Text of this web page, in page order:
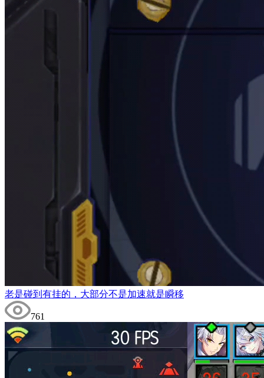
老是碰到有挂的，大部分不是加速就是瞬移
761